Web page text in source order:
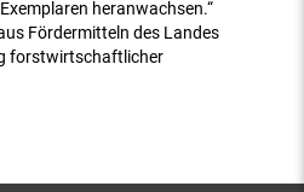
heranwachsen.“
Fördermitteln des Landes
forstwirtschaftlicher